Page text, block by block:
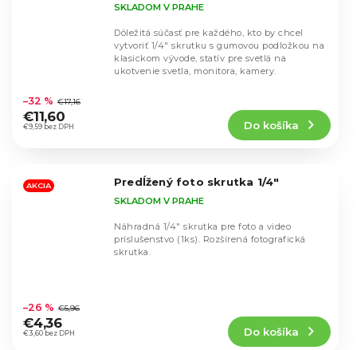
hodnotenie
produktu
je
hviezdičiek.
SKLADOM V PRAHE
€9,59 bez DPH
–32 % €17,16
€11,60
Do košíka
Dôležitá súčasť pre každého, kto by chcel
vytvoriť 1/4" skrutku s gumovou podložkou na
klasickom vývode, statív pre svetlá na
ukotvenie svetla, monitora, kamery.
AKCIA Predĺžený foto skrutka 1/4"
hodnotenie
produktu
je
SKLADOM V PRAHE
€3,60 bez DPH
–26 % €5,96
€4,36
Do košíka
Náhradná 1/4" skrutka pre foto a video
príslušenstvo (1ks). Rozšírená fotografická
skrutka.